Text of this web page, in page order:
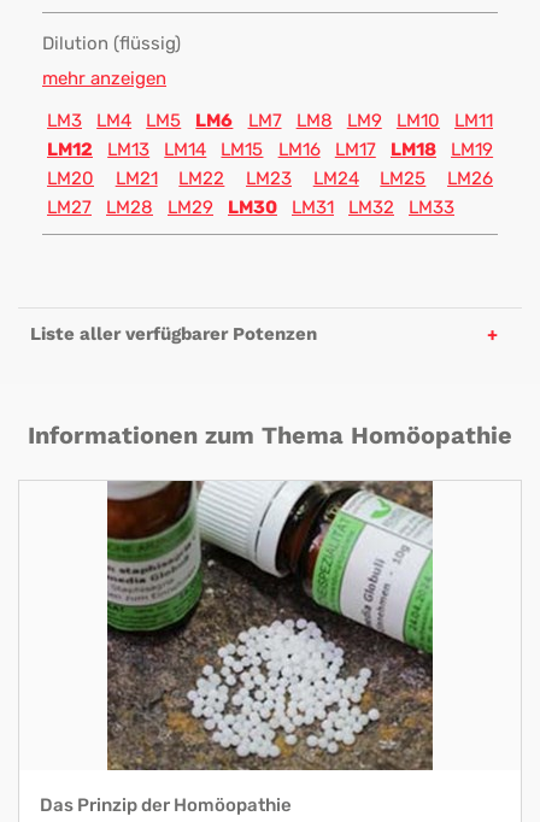
Dilution (flüssig)
mehr anzeigen
LM3
LM4 LM5 LM6 LM7 LM8 LM9 LM10
LM11
LM12
LM13 LM14 LM15 LM16 LM17 LM18
LM19
LM20
LM21 LM22 LM23 LM24 LM25
LM26
LM27
LM28 LM29 LM30 LM31 LM32 LM33
Liste aller verfügbarer Potenzen
Informationen zum Thema Homöopathie
Das Prinzip der Homöopathie